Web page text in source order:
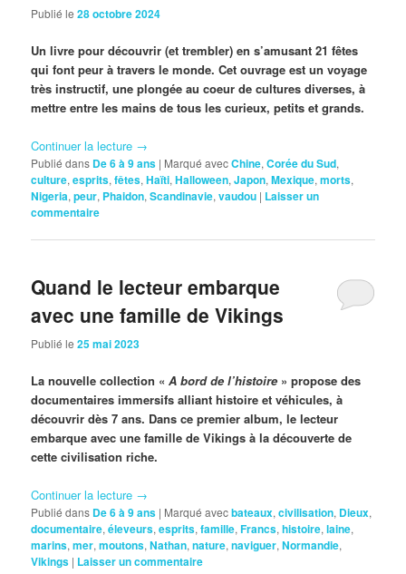
Publié le28 octobre 2024
Un livre pour découvrir (et trembler) en s’amusant 21 fêtes
qui font peur à travers le monde. Cet ouvrage est un voyage
très instructif, une plongée au coeur de cultures diverses, à
mettre entre les mains de tous les curieux, petits et grands.
Continuer la lecture →
Publié dans De 6 à 9 ans | Marqué avecChine,Corée du Sud,
culture,esprits,fêtes,Haïti,Halloween,Japon,Mexique,morts,
Nigeria,peur, Phaidon,Scandinavie,vaudou | Laisser un
commentaire
Quand le lecteur embarque
avec une famille de Vikings
Publié le25 mai 2023
La nouvelle collection «A bord de l’histoire » propose des
documentaires immersifs alliant histoire et véhicules, à
découvrir dès 7 ans. Dans ce premier album, le lecteur
embarque avec une famille de Vikings à la découverte de
cette civilisation riche.
Continuer la lecture →
Publié dans De 6 à 9 ans | Marqué avecbateaux,civilisation, Dieux,
documentaire,éleveurs,esprits,famille,Francs,histoire,laine,
marins,mer,moutons,Nathan,nature,naviguer,Normandie,
Vikings | Laisser un commentaire